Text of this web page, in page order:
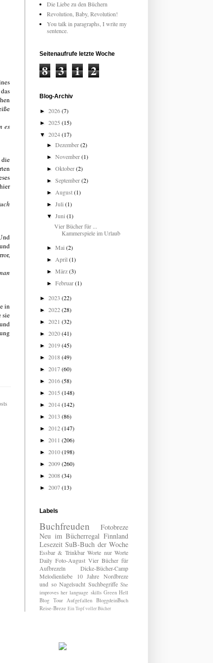
es
die
in
sie
Die Liebe zu den Büchern
Revolution, Baby, Revolution!
You talk in paragraphs, I write my
sentence.
Seitenaufrufe letzte Woche
8 3 1 2
Blog-Archiv
► 2026(7)
► 2025 (15)
▼ 2024(17)
►Dezember(2)
►November(1)
►Oktober(2)
►September(2)
►August(1)
►Juli(1)
▼Juni(1)
Vier Bücher für ...
Kammerspiele im Urlaub
►Mai(2)
►April(1)
►März(3)
►Februar(1)
► 2023 (22)
► 2022(28)
► 2021 (32)
► 2020(41)
► 2019(45)
► 2018(49)
► 2017(60)
► 2016(58)
► 2015 (148)
► 2014(142)
► 2013 (86)
► 2012(147)
► 2011 (206)
► 2010(198)
► 2009(260)
► 2008(34)
► 2007(13)
Labels
Buchfreuden
Fotobreze
Neu im Bücherregal Finnland
Lesezeit SuB-Buch der Woche
Essbar & Trinkbar Worte nur Worte
Daily Foto-August Vier Bücher für
Aufbrezeln
Dicke-Bücher-Camp
Melodienliebe
10 Jahre Nordbreze
und so Nagelsucht Suchbegriffe She
improves her language skills Green Hell
Blog Tour Aufgefallen BloggdeinBuch
Reise-Breze Ein Topf voller Bücher